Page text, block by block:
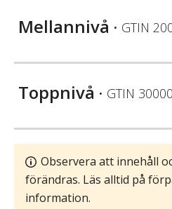
Mellannivå • GTIN
Toppnivå • GTIN
Observera att innehåll
förändras. Läs alltid på
information.